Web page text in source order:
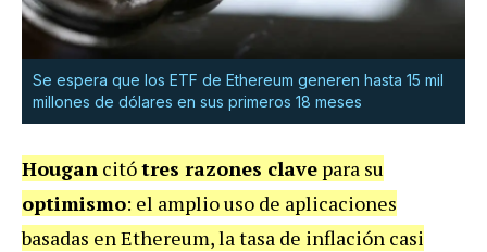
Se espera que los ETF de Ethereum generen hasta 15 mil
millones de dólares en sus primeros 18 meses
Hougan citótres razones clave para su
optimismo: el amplio uso de aplicaciones
basadas en Ethereum, la tasa de inflación casi